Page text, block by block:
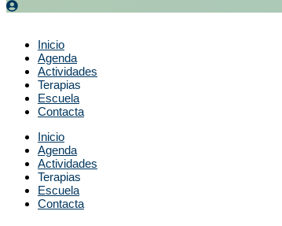
Inicio
Agenda
Actividades
Terapias
Escuela
Contacta
Inicio
Agenda
Actividades
Terapias
Escuela
Contacta